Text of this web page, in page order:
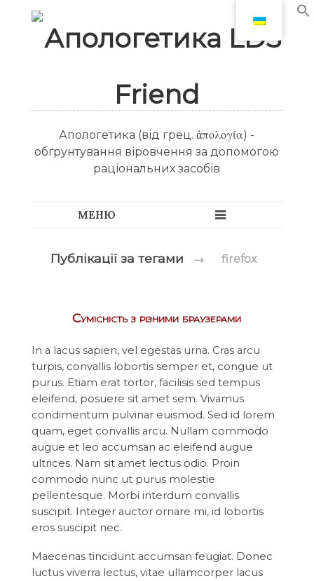
Апологетика (від грец. ἀπολογία) -
обґрунтування віровчення за допомогою
раціональних засобів
Публікації за тегами → firefox
Сумісність з різними браузерами
In a lacus sapien, vel egestas urna. Cras arcu
turpis, convallis lobortis semper et, congue ut
purus. Etiam erat tortor, facilisis sed tempus
eleifend, posuere sit amet sem. Vivamus
condimentum pulvinar euismod. Sed id lorem
quam, eget convallis arcu. Nullam commodo
augue et leo accumsan ac eleifend augue
ultrices. Nam sit amet lectus odio. Proin
commodo nunc ut purus molestie
pellentesque. Morbi interdum convallis
suscipit. Integer auctor ornare mi, id lobortis
eros suscipit nec.
Maecenas tincidunt accumsan feugiat. Donec
luctus viverra lectus, vitae ullamcorper lacus